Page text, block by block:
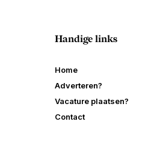
Handige links
Home
Adverteren?
Vacature plaatsen?
Contact